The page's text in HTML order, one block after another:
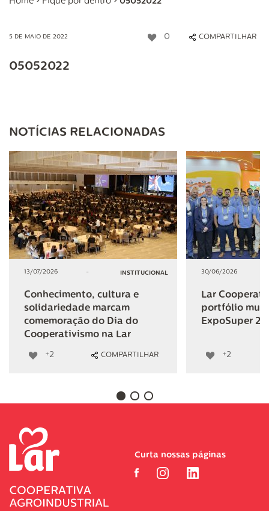
5 DE MAIO DE 2022 0 COMPARTILHAR
05052022
NOTÍCIAS RELACIONADAS
13/07/2026 - INSTITUCIONAL
Conhecimento, cultura e
solidariedade marcam
comemoração do Dia do
Cooperativismo na Lar
+2 COMPARTILHAR
30/06/2026
Lar
portfólio
ExpoSuper
+2
Curta nossas páginas